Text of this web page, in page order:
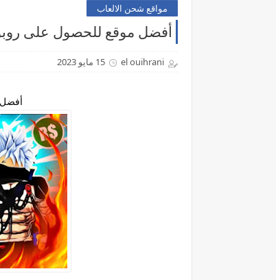
مواقع شحن الالعاب
أفضل موقع للحصول على روبوكس
el ouihrani 15 مايو 2023
أفضل